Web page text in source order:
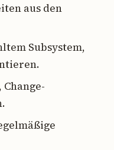
aus den
Subsystem,